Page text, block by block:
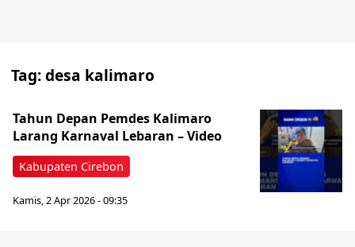
Tag:desa kalimaro
Kabupaten Cirebon
Tahun Depan Pemdes Kalimaro
Larang Karnaval Lebaran – Video
Kamis, 2 Apr 2026 - 09:35